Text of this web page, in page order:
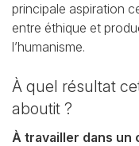
principale aspiration
entre éthique et
l’humanisme.
À quel résultat
aboutit ?
À travailler dans un